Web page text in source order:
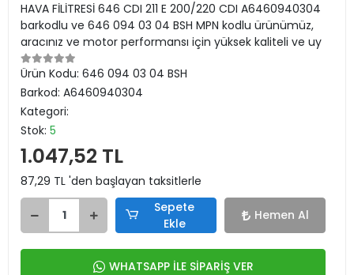
HAVA FİLİTRESİ 646 CDI 211 E 200/220 CDI A6460940304
barkodlu ve 646 094 03 04 BSH MPN kodlu ürünümüz,
aracınız ve motor performansı için yüksek kaliteli ve uy
Ürün Kodu: 646 094 03 04 BSH
Barkod: A6460940304
Kategori:
Stok: 5
1.047,52 TL
87,29 TL 'den başlayan taksitlerle
Sepete
Ekle
Hemen Al
WHATSAPP İLE SİPARİŞ VER